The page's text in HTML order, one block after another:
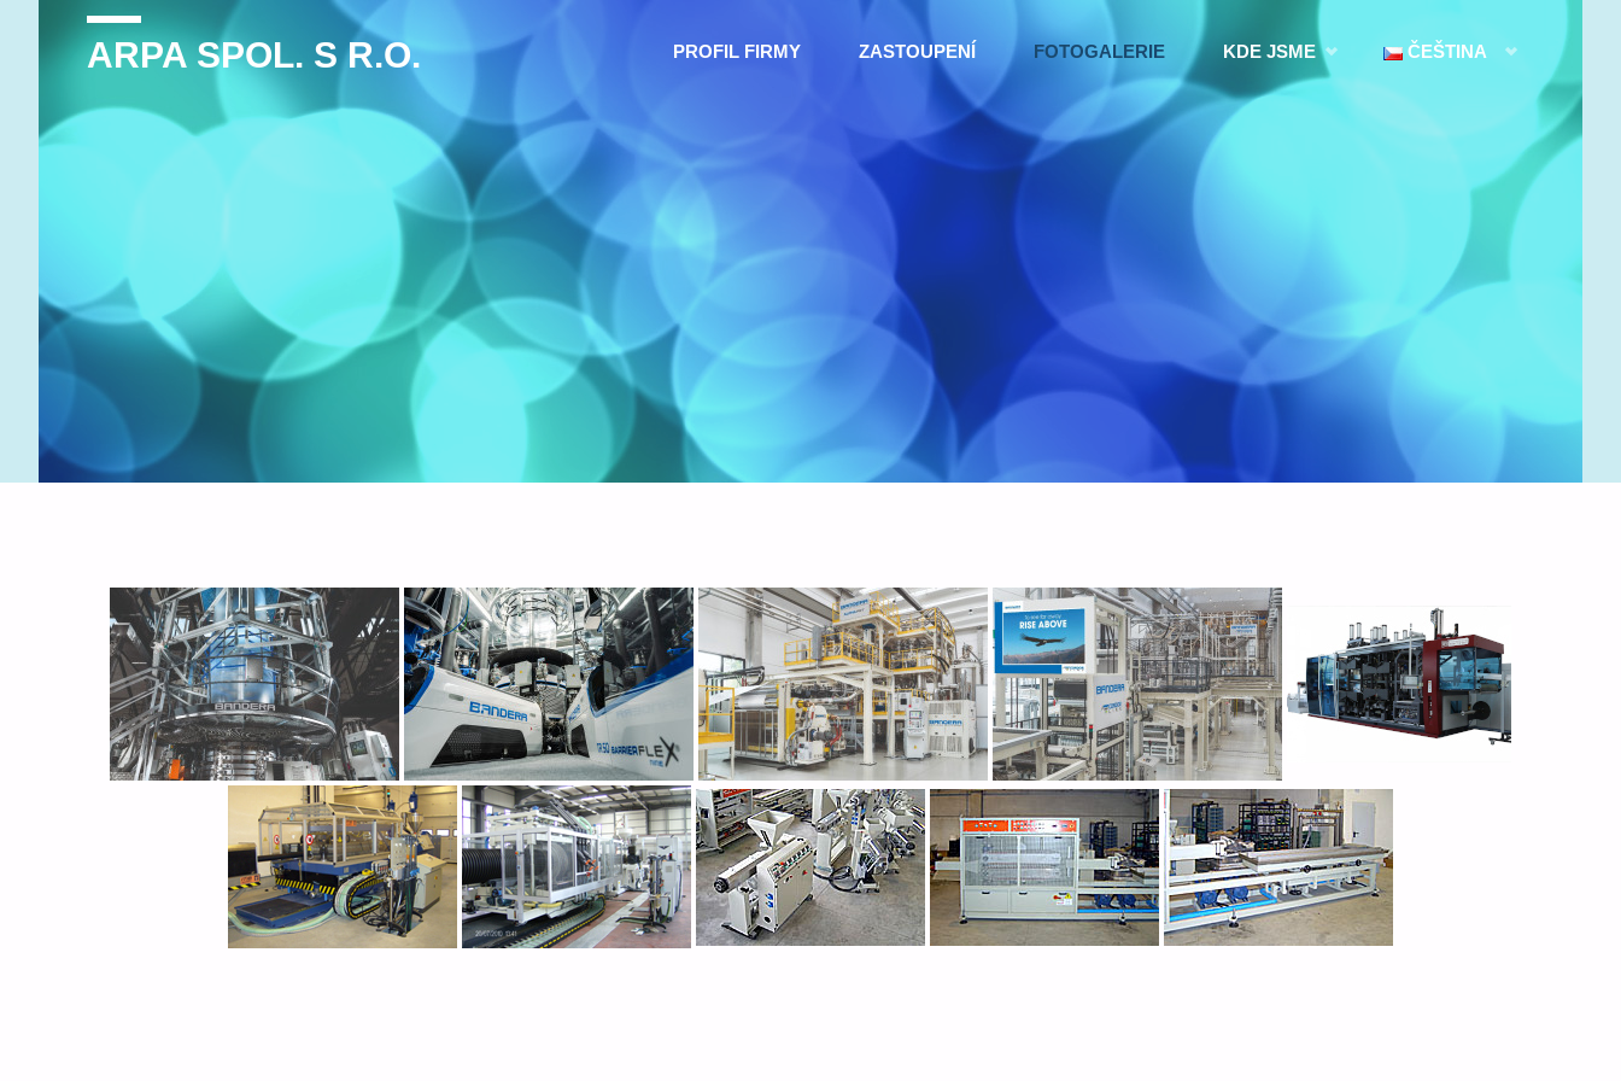
ARPA SPOL. S R.O.
content
PROFIL FIRMY ZASTOUPENÍ FOTOGALERIE KDE JSME ČEŠTINA